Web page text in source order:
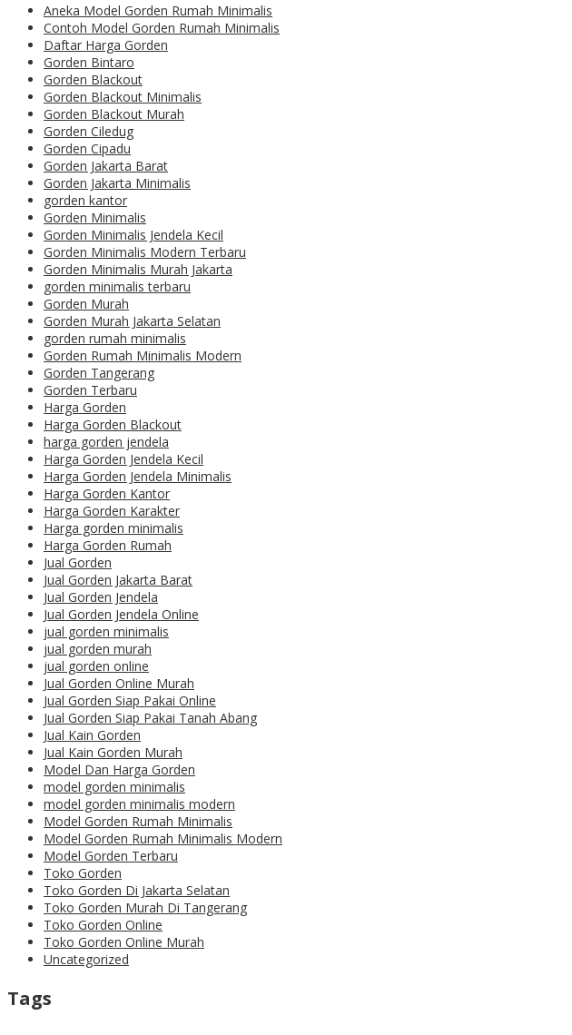
Aneka Model Gorden Rumah Minimalis
Contoh Model Gorden Rumah Minimalis
Daftar Harga Gorden
Gorden Bintaro
Gorden Blackout
Gorden Blackout Minimalis
Gorden Blackout Murah
Gorden Ciledug
Gorden Cipadu
Gorden Jakarta Barat
Gorden Jakarta Minimalis
gorden kantor
Gorden Minimalis
Gorden Minimalis Jendela Kecil
Gorden Minimalis Modern Terbaru
Gorden Minimalis Murah Jakarta
gorden minimalis terbaru
Gorden Murah
Gorden Murah Jakarta Selatan
gorden rumah minimalis
Gorden Rumah Minimalis Modern
Gorden Tangerang
Gorden Terbaru
Harga Gorden
Harga Gorden Blackout
harga gorden jendela
Harga Gorden Jendela Kecil
Harga Gorden Jendela Minimalis
Harga Gorden Kantor
Harga Gorden Karakter
Harga gorden minimalis
Harga Gorden Rumah
Jual Gorden
Jual Gorden Jakarta Barat
Jual Gorden Jendela
Jual Gorden Jendela Online
jual gorden minimalis
jual gorden murah
jual gorden online
Jual Gorden Online Murah
Jual Gorden Siap Pakai Online
Jual Gorden Siap Pakai Tanah Abang
Jual Kain Gorden
Jual Kain Gorden Murah
Model Dan Harga Gorden
model gorden minimalis
model gorden minimalis modern
Model Gorden Rumah Minimalis
Model Gorden Rumah Minimalis Modern
Model Gorden Terbaru
Toko Gorden
Toko Gorden Di Jakarta Selatan
Toko Gorden Murah Di Tangerang
Toko Gorden Online
Toko Gorden Online Murah
Uncategorized
Tags